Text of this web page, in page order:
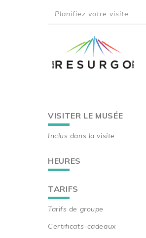
menu
Planifiez votre visite
Main
navigation
VISITER LE MUSÉE
Inclus dans la visite
HEURES
TARIFS
Tarifs de groupe
Certificats-cadeaux